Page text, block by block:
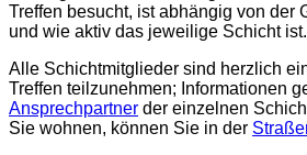
Treffen besucht, ist abhängig von der
und wie aktiv das jeweilige Schicht ist.
Alle Schichtmitglieder sind herzlich
Treffen teilzunehmen; Informationen
Ansprechpartner der einzelnen
Sie wohnen, können Sie in der